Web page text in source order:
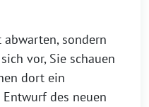
sondern
vor, Sie schauen
dort ein
des neuen